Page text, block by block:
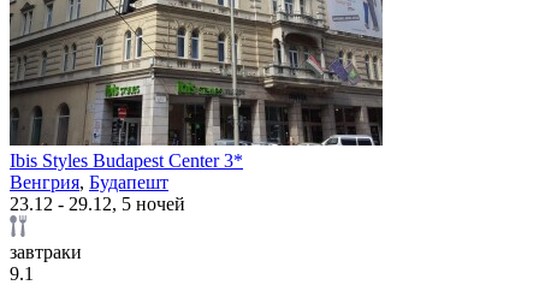
Ibis Styles Budapest Center 3*
Венгрия, Будапешт
23.12 - 29.12, 5 ночей
завтраки
9.1